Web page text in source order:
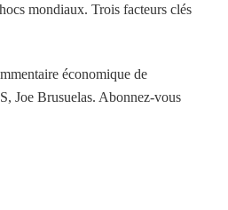
mondiaux. Trois facteurs clés
économique de
Joe Brusuelas. Abonnez-vous